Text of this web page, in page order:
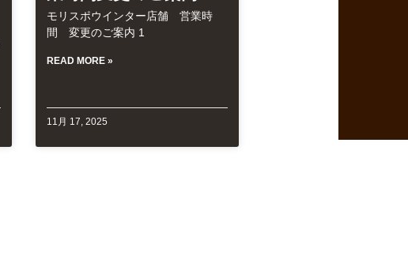
モリスポウインター店舗 営業時
間 変更のご案内 1
READ MORE »
11月 17, 2025